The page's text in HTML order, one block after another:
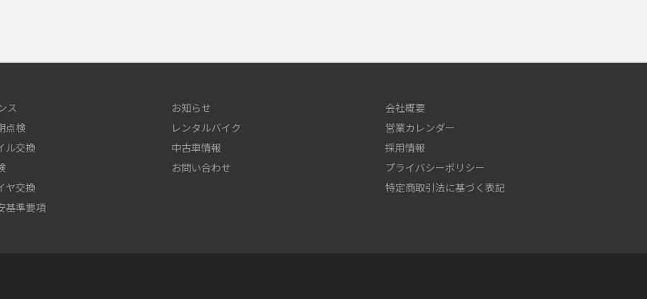
ス
点検
ル交換
ヤ交換
基準要項
お知らせ
レンタルバイク
中古車情報
お問い合わせ
会社概要
営業カレンダー
採用情報
プライバシーポリシー
特定商取引法に基づく表記